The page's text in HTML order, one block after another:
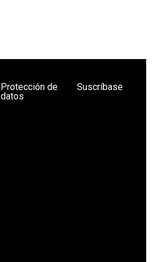
Protección de
datos
Suscríbase